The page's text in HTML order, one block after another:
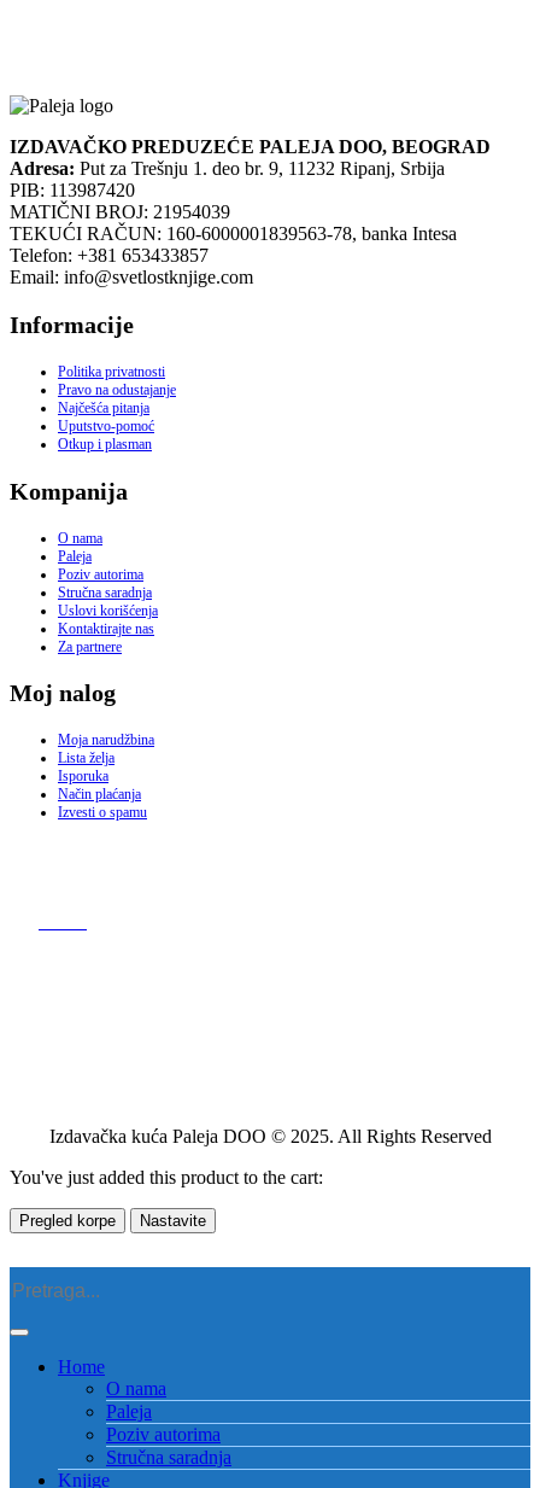
IZDAVAČKO PREDUZEĆE PALEJA DOO, BEOGRAD
Adresa: Put za Trešnju 1. deo br. 9, 11232 Ripanj, Srbija
PIB: 113987420
MATIČNI BROJ: 21954039
TEKUĆI RAČUN: 160-6000001839563-78, banka Intesa
Telefon: +381 653433857
Email: info@svetlostknjige.com
Informacije
Politika privatnosti
Pravo na odustajanje
Najčešća pitanja
Uputstvo-pomoć
Otkup i plasman
Kompanija
O nama
Paleja
Poziv autorima
Stručna saradnja
Uslovi korišćenja
Kontaktirajte nas
Za partnere
Moj nalog
Moja narudžbina
Lista želja
Isporuka
Način plaćanja
Izvesti o spamu
Izdavačka kuća Paleja DOO © 2025. All Rights Reserved
You've just added this product to the cart:
Pregled korpe Nastavite
Home
O nama
Paleja
Poziv autorima
Stručna saradnja
Knjige